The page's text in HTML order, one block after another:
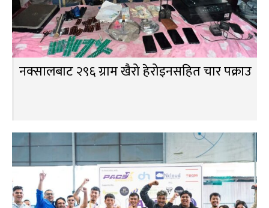
नक्सालबाट २९६ ग्राम खैरो हेरोइनसहित चार पक्राउ